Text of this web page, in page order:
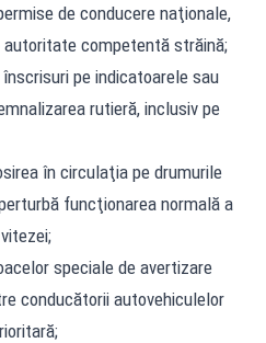
de conducere naţionale,
competentă străină;
pe indicatoarele sau
rutieră, inclusiv pe
în circulaţia pe drumurile
funcţionarea normală a
speciale de avertizare
conducătorii autovehiculelor